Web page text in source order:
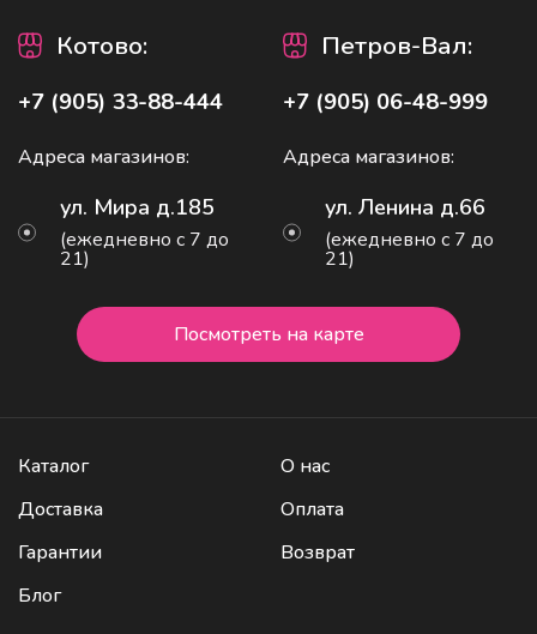
Котово:
+7 (905) 33-88-444
Адреса магазинов:
ул. Мира д.185
(ежедневно с 7 до
21)
Петров-Вал:
+7 (905) 06-48-999
Адреса магазинов:
ул. Ленина д.66
(ежедневно с 7 до
21)
Посмотреть на карте
Каталог
О нас
Доставка
Оплата
Гарантии
Возврат
Блог